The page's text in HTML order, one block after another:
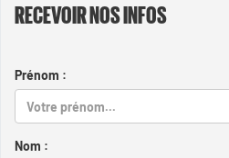
RECEVOIR NOS INFOS
Prénom :
Nom :